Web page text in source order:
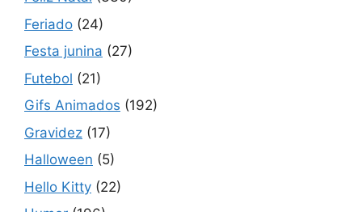
Feriado (24)
Festa junina (27)
Futebol (21)
Gifs Animados (192)
Gravidez (17)
Halloween (5)
Hello Kitty (22)